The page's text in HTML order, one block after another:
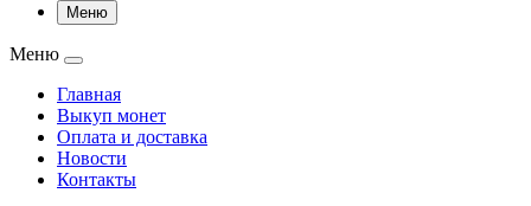
Меню
Меню
Главная
Выкуп монет
Оплата и доставка
Новости
Контакты